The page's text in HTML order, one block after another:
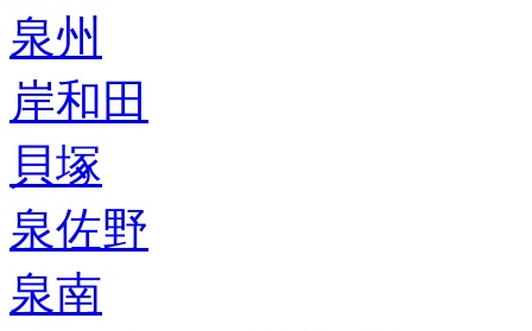
泉州
岸和田
貝塚
泉佐野
泉南